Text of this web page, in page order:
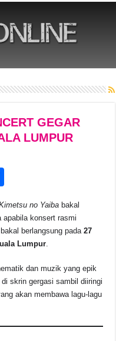
GEGAR
LUMPUR
ar
e
no Yaiba bakal
apabila konsert rasmi
berlangsung pada27
Lumpur.
dan muzik yang epik
skrin gergasi sambil diiringi
akan membawa lagu-lagu